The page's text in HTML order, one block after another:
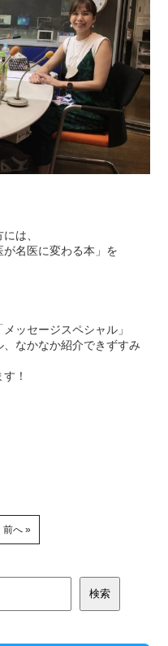
は、
名医に変わる本」を
ッセージスペシャル」
なかなか紹介できずすみ
！
前へ »